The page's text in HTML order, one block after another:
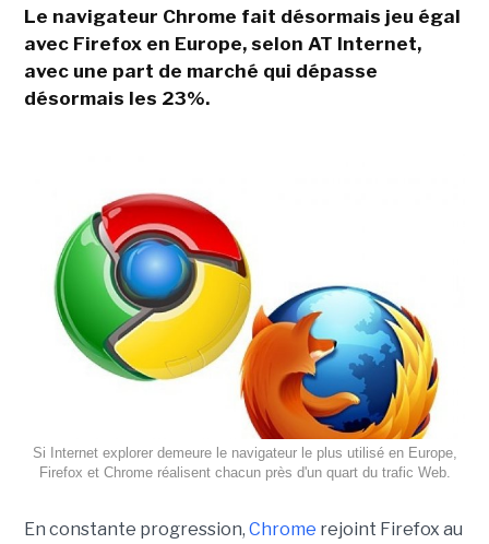
Le navigateur Chrome fait désormais jeu égal
avec Firefox en Europe, selon AT Internet,
avec une part de marché qui dépasse
désormais les 23%.
Si Internet explorer demeure le navigateur le plus utilisé en Europe,
Firefox et Chrome réalisent chacun près d'un quart du trafic Web.
En constante progression, Chrome rejoint Firefox au